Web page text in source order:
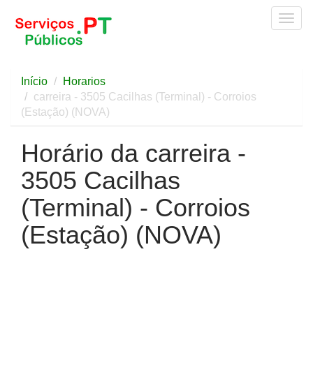
Início
Horarios
carreira - 3505 Cacilhas (Terminal) - Corroios
(Estação) (NOVA)
Horário da carreira -
3505 Cacilhas
(Terminal) - Corroios
(Estação) (NOVA)